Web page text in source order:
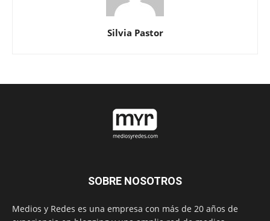
Silvia Pastor
SOBRE NOSOTROS
Medios y Redes es una empresa con más de 20 años de